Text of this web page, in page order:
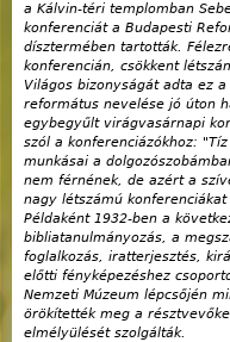
a Kálvin-téri templomban
konferenciát a Budapesti
dísztermében tartották.
konferencián, csökkent
Világos bizonyságát adta ez
református nevelése jó úton
egybegyűlt virágvasárnapi
szól a konferenciázókhoz:
munkásai a
nem férnének, de azért a
nagy létszámú
Példaként 1932-ben a
bibliatanulmányozás, a
foglalkozás, iratterjesztés,
előtti fényképezéshez
Nemzeti Múzeum lépcsőjén
örökítették meg a
elmélyülését szolgálták.